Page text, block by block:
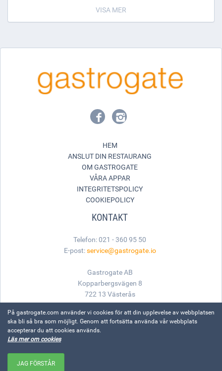
atmosfär som förgyller tillvaron. Vi är stolta över att
imponerande och omfattar världens alla hörn för att
Välkommen till restaurang Riva.
Ett underbart läge vid Strängnäs gästhamn!
VISA MER
HEM
ANSLUT DIN RESTAURANG
OM GASTROGATE
VÅRA APPAR
INTEGRITETSPOLICY
COOKIEPOLICY
KONTAKT
Telefon: 021 - 360 95 50
E-post:service@gastrogate.io
Gastrogate AB
Kopparbergsvägen 8
722 13 Västerås
© Gastrogate, 1999-2026. Alla rättigheter reserverade.
På gastrogate.com använder vi cookies för att din upplevelse av webbplatsen
ska bli så bra som möjligt. Genom att fortsätta använda vår webbplats
accepterar du att cookies används.
Läs mer om cookies
JAG FÖRSTÅR